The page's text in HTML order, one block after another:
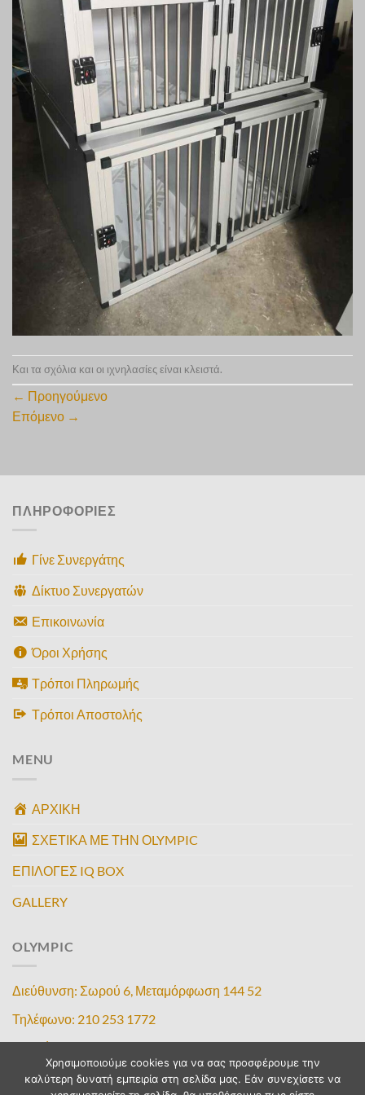
Και τα σχόλια και οι ιχνηλασίες είναι κλειστά.
← Προηγούμενο
Επόμενο →
ΠΛΗΡΟΦΟΡΙΕΣ
Γίνε Συνεργάτης
Δίκτυο Συνεργατών
Επικοινωνία
Όροι Χρήσης
Τρόποι Πληρωμής
Τρόποι Αποστολής
MENU
ΑΡΧΙΚΗ
ΣΧΕΤΙΚΑ ΜΕ ΤΗΝ ΟLYMPIC
ΕΠΙΛΟΓΕΣ IQ BOX
GALLERY
OLYMPIC
Διεύθυνση: Σωρού 6, Μεταμόρφωση 144 52
Τηλέφωνο: 210 253 1772
Κινητό: 6987000093
E-mail: olympiciq@gmail.com – info@olympicdogs.gr
Χρησιμοποιούμε cookies για να σας προσφέρουμε την
καλύτερη δυνατή εμπειρία στη σελίδα μας. Εάν συνεχίσετε να